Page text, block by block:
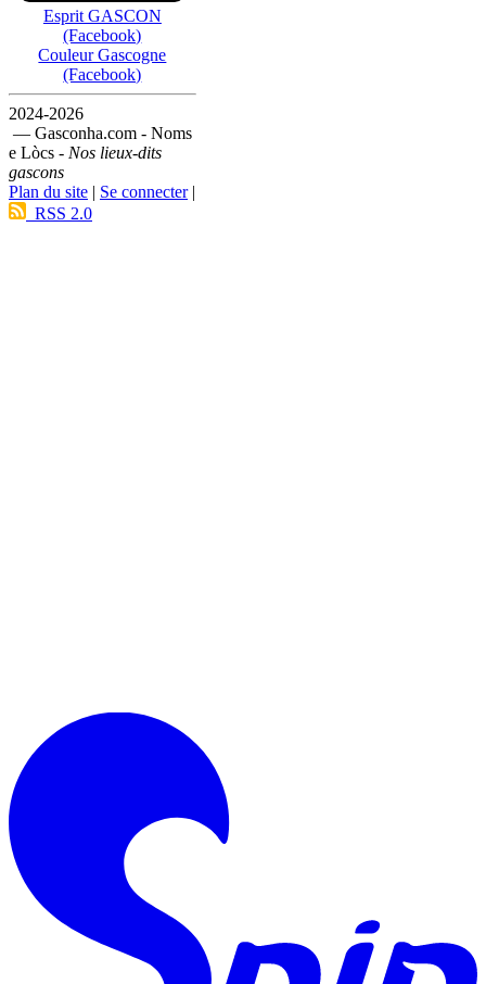
Esprit GASCON
(Facebook)
Couleur Gascogne
(Facebook)
2024-2026
— Gasconha.com - Noms
e Lòcs - Nos lieux-dits
gascons
Plan du site | Se connecter|
RSS 2.0